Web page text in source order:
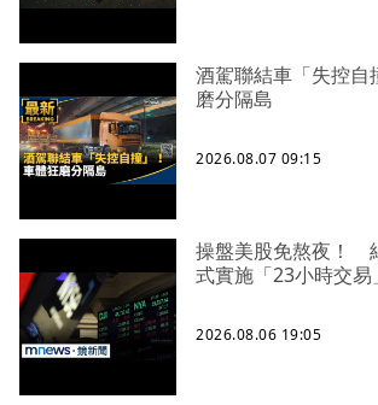
酒駕聯結車「失控
磨分隔島
2026.08.07 09:15
操盤美股免熬夜！
式實施「23小時交易
2026.08.06 19:05